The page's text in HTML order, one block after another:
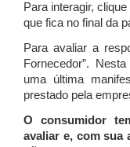
Para interagir,
que fica no final da
Para avaliar a
Fornecedor”.
uma última
prestado pela
O consumidor
avaliar e, com sua